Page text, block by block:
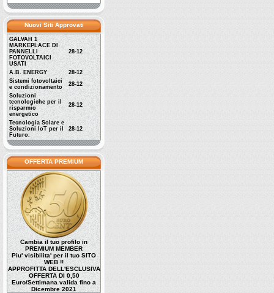
Nuovi Siti Approvati
GALVAH 1
MARKEPLACE DI
PANNELLI
FOTOVOLTAICI
USATI
28-12
A.B. ENERGY
28-12
Sistemi fotovoltaici
e condizionamento
28-12
Soluzioni
tecnologiche per il
risparmio
energetico
28-12
Tecnologia Solare e
Soluzioni IoT per il
Futuro.
28-12
OFFERTA PREMIUM
Cambia il tuo profilo in
PREMIUM MEMBER
Piu' visibilita' per il tuo SITO
WEB !!
APPROFITTA DELL'ESCLUSIVA
OFFERTA DI 0,50
Euro/Settimana valida fino a
Dicembre 2021